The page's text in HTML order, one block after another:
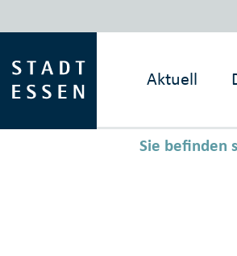
Aktuell
Sie befinden